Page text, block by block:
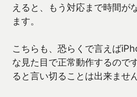
えると、もう対応まで時間が
ます。
こちらも、恐らくで言えば
な見た目で正常動作するので
ると言い切ることは出来ません